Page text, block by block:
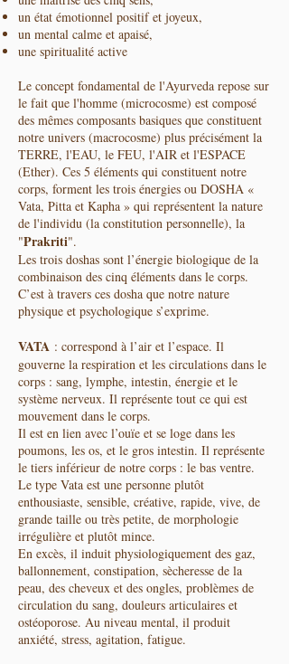
un état émotionnel positif et joyeux,
un mental calme et apaisé,
une spiritualité active
Le concept fondamental de l'Ayurveda repose sur
le fait que l'homme (microcosme) est composé
des mêmes composants basiques que constituent
notre univers (macrocosme) plus précisément la
TERRE, l'EAU, le FEU, l'AIR et l'ESPACE
(Ether). Ces 5 éléments qui constituent notre
corps, forment les trois énergies ou DOSHA «
Vata, Pitta et Kapha » qui représentent la nature
de l'individu (la constitution personnelle), la
"Prakriti".
Les trois doshas sont l’énergie biologique de la
combinaison des cinq éléments dans le corps.
C’est à travers ces dosha que notre nature
physique et psychologique s’exprime.
VATA : correspond à l’air et l’espace. Il
gouverne la respiration et les circulations dans le
corps : sang, lymphe, intestin, énergie et le
système nerveux. Il représente tout ce qui est
mouvement dans le corps.
Il est en lien avec l’ouïe et se loge dans les
poumons, les os, et le gros intestin. Il représente
le tiers inférieur de notre corps : le bas ventre.
Le type Vata est une personne plutôt
enthousiaste, sensible, créative, rapide, vive, de
grande taille ou très petite, de morphologie
irrégulière et plutôt mince.
En excès, il induit physiologiquement des gaz,
ballonnement, constipation, sècheresse de la
peau, des cheveux et des ongles, problèmes de
circulation du sang, douleurs articulaires et
ostéoporose. Au niveau mental, il produit
anxiété, stress, agitation, fatigue.